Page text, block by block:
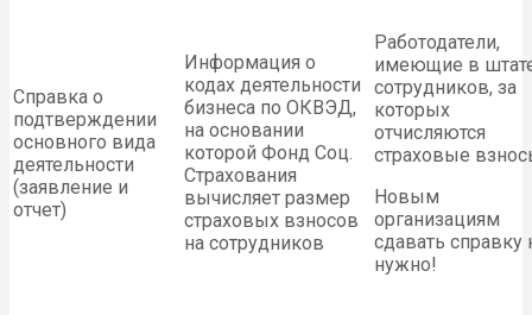
Справка о
подтверждении
основного вида
деятельности
(заявление и
отчет)
Информация о
кодах деятельности
бизнеса по ОКВЭД,
на основании
которой Фонд Соц.
Страхования
вычисляет размер
страховых взносов
на сотрудников
Работодатели,
имеющие в
сотрудников, за
которых
отчисляются
страховые
Новым
организациям
сдавать справку
нужно!